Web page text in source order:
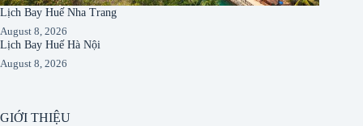
Lịch Bay Huế Nha Trang
August 8, 2026
Lịch Bay Huế Hà Nội
August 8, 2026
GIỚI THIỆU